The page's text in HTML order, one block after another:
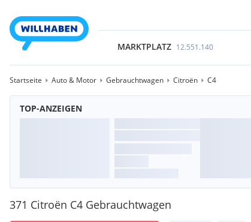
MARKTPLATZ 12.551.140
Startseite Auto & Motor Gebrauchtwagen Citroën C4
TOP-ANZEIGEN
371 Citroën C4 Gebrauchtwagen